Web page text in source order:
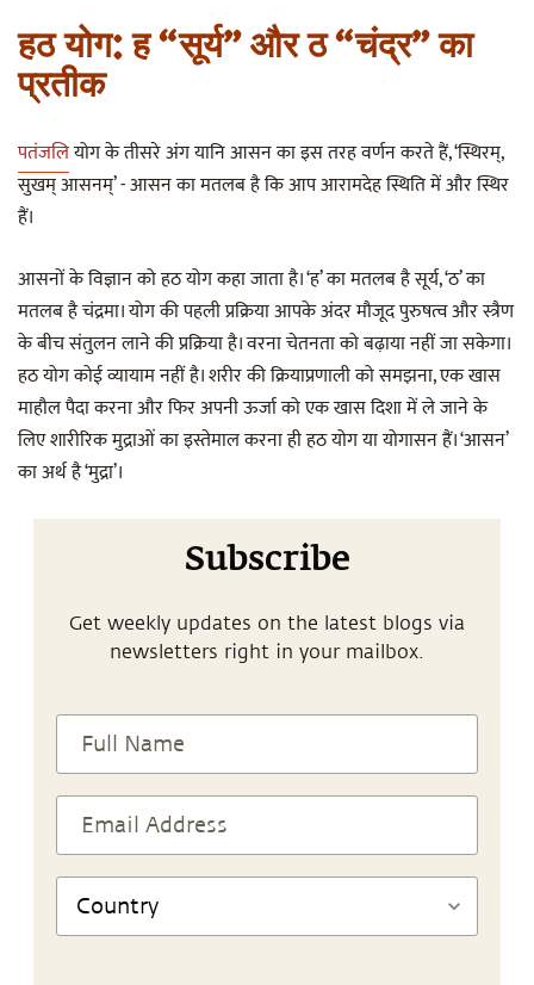
हठ योग: ह “सूर्य” और ठ “चंद्र” का
प्रतीक
पतंजलियोग के तीसरे अंग यानि आसन का इस तरह वर्णन करते हैं, ‘स्थिरम्,
सुखम् आसनम्’ - आसन का मतलब है कि आप आरामदेह स्थिति में और स्थिर
हैं।
आसनों के विज्ञान को हठ योग कहा जाता है। ‘ह’ का मतलब है सूर्य, ‘ठ’ का
मतलब है चंद्रमा। योग की पहली प्रक्रिया आपके अंदर मौजूद पुरुषत्व और स्त्रैण
के बीच संतुलन लाने की प्रक्रिया है। वरना चेतनता को बढ़ाया नहीं जा सकेगा।
हठ योग कोई व्यायाम नहीं है। शरीर की क्रियाप्रणाली को समझना, एक खास
माहौल पैदा करना और फिर अपनी ऊर्जा को एक खास दिशा में ले जाने के
लिए शारीरिक मुद्राओं का इस्तेमाल करना ही हठ योग या योगासन हैं। ‘आसन’
का अर्थ है ‘मुद्रा’।
Subscribe
Get weekly updates on the latest blogs via
newsletters right in your mailbox.